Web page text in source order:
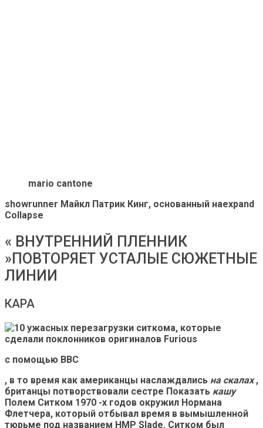
mario cantone
showrunner Майкл Патрик Кинг, основанный наexpand
Collapse
« ВНУТРЕННИЙ ПЛЕННИК
»ПОВТОРЯЕТ УСТАЛЫЕ СЮЖЕТНЫЕ
ЛИНИИ
КАРА
с помощью BBC
, в то время как американцы наслаждались на скалах,
британцы потворствовали сестре Показать кашу
Полем Ситком 1970 -х годов окружил Нормана
Флетчера, который отбывал время в вымышленной
тюрьме под названием HMP Slade. Ситком был